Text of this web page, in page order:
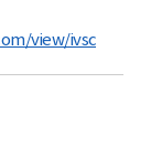
view/ivsclab